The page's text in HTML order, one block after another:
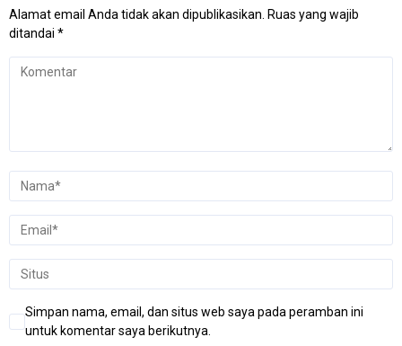
Alamat email Anda tidak akan dipublikasikan. Ruas yang wajib
ditandai *
Simpan nama, email, dan situs web saya pada peramban ini
untuk komentar saya berikutnya.